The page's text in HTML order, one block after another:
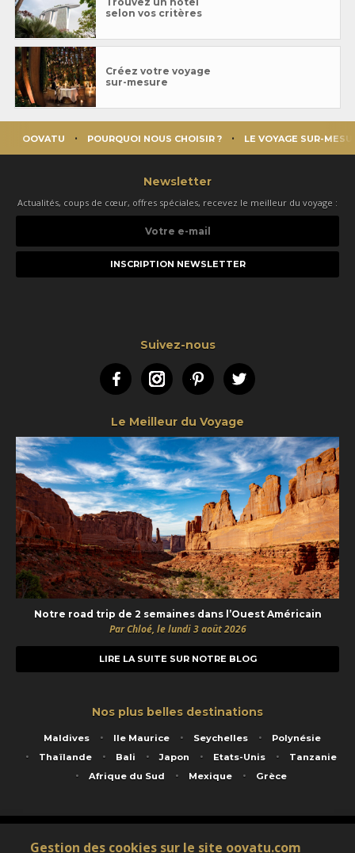
selon vos critères
Créez votre voyage
sur-mesure
OOVATU POURQUOI NOUS CHOISIR ? LE VOYAGE SUR-
Newsletter
Actualités, coups de cœur, offres spéciales, recevez le meilleur du voyage :
e-
Suivez-nous
FacebookInstagramPinterestTwitter
Le Meilleur du Voyage
Notre road trip de 2 semaines dans l’Ouest Américain
Par Chloé, le lundi 3 août 2026
LIRE LA SUITE SUR NOTRE BLOG
Nos plus belles destinations
Maldives Ile Maurice Seychelles
Polynésie
Thaïlande
Bali Japon Etats-Unis
Tanzanie
Afrique du Sud
Mexique Grèce
Service animé par Nautil Voyages - 22 rue Georges Picquart 75017 Paris - S.A.S
Gestion des cookies sur le site oovatu.com